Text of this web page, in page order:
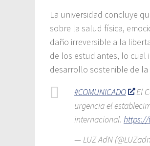
La universidad concluye
sobre la salud física,
daño irreversible a la
de los estudiantes, lo cual
desarrollo sostenible de la
#COMUNICADO
El
urgencia el
internacional. https://
— LUZ AdN